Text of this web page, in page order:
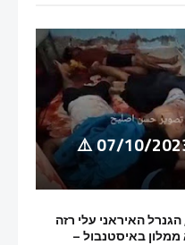
2007, הגנרל האיראני עלי רזה
באיסטנבול –